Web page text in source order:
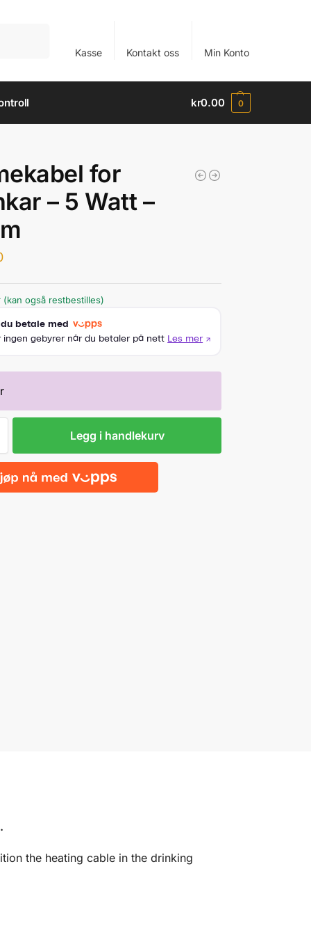
Kasse Kontakt oss Min Konto
kr0.00 0
for
– 5 Watt –
(kan også restbestilles)
Legg i handlekurv
the heating cable in the drinking